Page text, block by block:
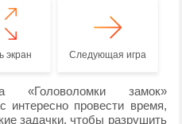
экран Следующая игра
«Головоломки замок»
интересно провести время,
задачки, чтобы разрушить